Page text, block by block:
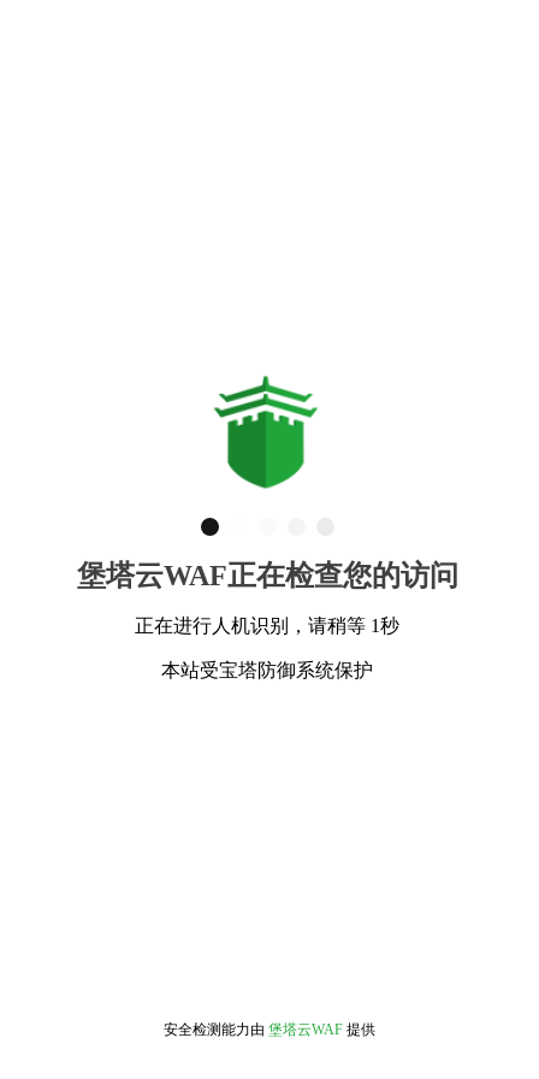
堡塔云WAF正在检查您的访问
正在进行人机识别，请稍等 1秒
本站受宝塔防御系统保护
安全检测能力由 堡塔云WAF 提供